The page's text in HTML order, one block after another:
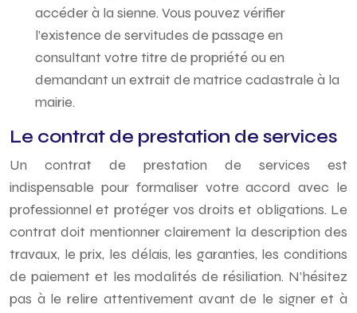
accéder à la sienne. Vous pouvez vérifier
l’existence de servitudes de passage en
consultant votre titre de propriété ou en
demandant un extrait de matrice cadastrale à la
mairie.
Le contrat de prestation de services
Un contrat de prestation de services est
indispensable pour formaliser votre accord avec le
professionnel et protéger vos droits et obligations. Le
contrat doit mentionner clairement la description des
travaux, le prix, les délais, les garanties, les conditions
de paiement et les modalités de résiliation. N’hésitez
pas à le relire attentivement avant de le signer et à